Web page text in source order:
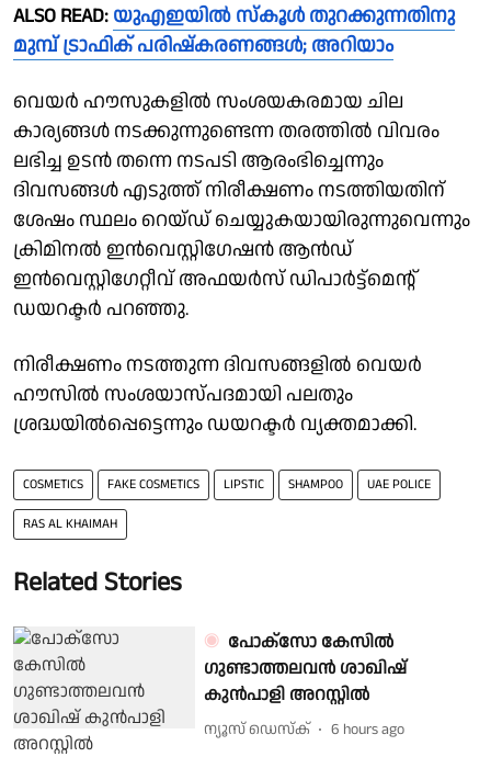
ALSO READ: യുഎഇയില്‍ സ്‌കൂൾ തുറക്കുന്നതിനു
മുമ്പ് ട്രാഫിക് പരിഷ്കരണങ്ങള്‍; അറിയാം
വെയര്‍ ഹൗസുകളില്‍ സംശയകരമായ ചില
കാര്യങ്ങള്‍ നടക്കുന്നുണ്ടെന്ന തരത്തില്‍ വിവരം
ലഭിച്ച ഉടന്‍ തന്നെ നടപടി ആരംഭിച്ചെന്നും
ദിവസങ്ങള്‍ എടുത്ത് നിരീക്ഷണം നടത്തിയതിന്
ശേഷം സ്ഥലം റെയ്ഡ് ചെയ്യുകയായിരുന്നുവെന്നും
ക്രിമിനല്‍ ഇന്‍വെസ്റ്റിഗേഷന്‍ ആന്‍ഡ്
ഇന്‍വെസ്റ്റിഗേറ്റീവ് അഫയര്‍സ് ഡിപാര്‍ട്ട്‌മെന്റ്
ഡയറക്ടര്‍ പറഞ്ഞു.
നിരീക്ഷണം നടത്തുന്ന ദിവസങ്ങളില്‍ വെയര്‍
ഹൗസില്‍ സംശയാസ്പദമായി പലതും
ശ്രദ്ധയില്‍പ്പെട്ടെന്നും ഡയറക്ടര്‍ വ്യക്തമാക്കി.
COSMETICS FAKE COSMETICS LIPSTIC SHAMPOO UAE POLICE
RAS AL KHAIMAH
Related Stories
പോക്സോ കേസിൽ
ഗുണ്ടാത്തലവൻ ശാഖിഷ്
കുൻപാളി അറസ്റ്റിൽ
ന്യൂസ് ഡെസ്ക് 6 hours ago